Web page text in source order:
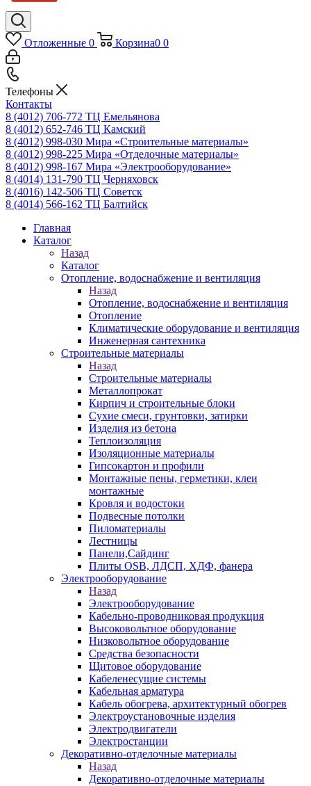
Отложенные 0 Корзина0 0
Телефоны
Контакты
8 (4012) 706-772 ТЦ Емельянова
8 (4012) 652-746 ТЦ Камский
8 (4012) 998-030 Мира «Строительные материалы»
8 (4012) 998-225 Мира «Отделочные материалы»
8 (4012) 998-167 Мира «Электрооборудование»
8 (4014) 131-790 ТЦ Черняховск
8 (4016) 142-506 ТЦ Советск
8 (4014) 566-162 ТЦ Балтийск
Главная
Каталог
Назад
Каталог
Отопление, водоснабжение и вентиляция
Назад
Отопление, водоснабжение и вентиляция
Отопление
Климатические оборудование и вентиляция
Инженерная сантехника
Строительные материалы
Назад
Строительные материалы
Металлопрокат
Кирпич и строительные блоки
Сухие смеси, грунтовки, затирки
Изделия из бетона
Теплоизоляция
Изоляционные материалы
Гипсокартон и профили
Монтажные пены, герметики, клеи
монтажные
Кровля и водостоки
Подвесные потолки
Пиломатериалы
Лестницы
Панели,Сайдинг
Плиты OSB, ЛДСП, ХДФ, фанера
Электрооборудование
Назад
Электрооборудование
Кабельно-проводниковая продукция
Высоковольтное оборудование
Низковольтное оборудование
Средства безопасности
Щитовое оборудование
Кабеленесущие системы
Кабельная арматура
Кабель обогрева, архитектурный обогрев
Электроустановочные изделия
Электродвигатели
Электростанции
Декоративно-отделочные материалы
Назад
Декоративно-отделочные материалы